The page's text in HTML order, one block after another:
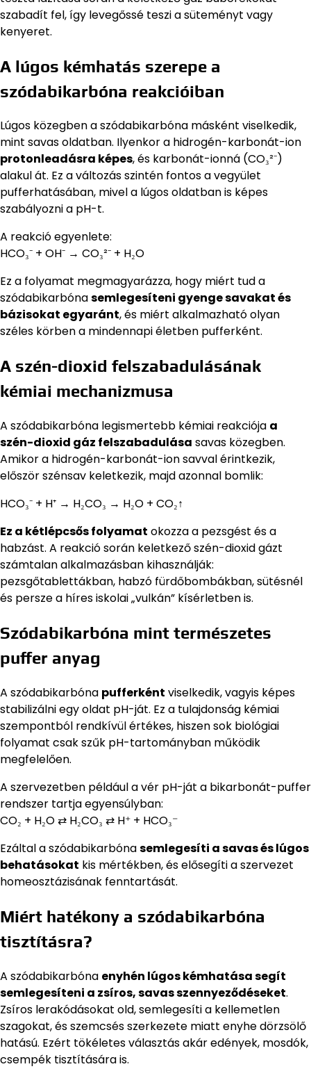
szabadít fel, így levegőssé teszi a süteményt vagy
kenyeret.
A lúgos kémhatás szerepe a
szódabikarbóna reakcióiban
Lúgos közegben a szódabikarbóna másként viselkedik,
mint savas oldatban. Ilyenkor a hidrogén-karbonát-ion
protonleadásra képes, és karbonát-ionná (CO₃²⁻)
alakul át. Ez a változás szintén fontos a vegyület
pufferhatásában, mivel a lúgos oldatban is képes
szabályozni a pH-t.
A reakció egyenlete:
HCO₃⁻ + OH⁻ → CO₃²⁻ + H₂O
Ez a folyamat megmagyarázza, hogy miért tud a
szódabikarbónasemlegesíteni gyenge savakat és
bázisokat egyaránt, és miért alkalmazható olyan
széles körben a mindennapi életben pufferként.
A szén-dioxid felszabadulásának
kémiai mechanizmusa
A szódabikarbóna legismertebb kémiai reakciója a
szén-dioxid gáz felszabadulása savas közegben.
Amikor a hidrogén-karbonát-ion savval érintkezik,
először szénsav keletkezik, majd azonnal bomlik:
HCO₃⁻ + H⁺ → H₂CO₃ → H₂O + CO₂↑
Ez a kétlépcsős folyamat okozza a pezsgést és a
habzást. A reakció során keletkező szén-dioxid gázt
számtalan alkalmazásban kihasználják:
pezsgőtablettákban, habzó fürdőbombákban, sütésnél
és persze a híres iskolai „vulkán” kísérletben is.
Szódabikarbóna mint természetes
puffer anyag
A szódabikarbóna pufferként viselkedik, vagyis képes
stabilizálni egy oldat pH-ját. Ez a tulajdonság kémiai
szempontból rendkívül értékes, hiszen sok biológiai
folyamat csak szűk pH-tartományban működik
megfelelően.
A szervezetben például a vér pH-ját a bikarbonát-puffer
rendszer tartja egyensúlyban:
CO₂ + H₂O ⇄ H₂CO₃ ⇄ H⁺ + HCO₃⁻
Ezáltal a szódabikarbónasemlegesíti a savas és lúgos
behatásokat kis mértékben, és elősegíti a szervezet
homeosztázisának fenntartását.
Miért hatékony a szódabikarbóna
tisztításra?
A szódabikarbóna enyhén lúgos kémhatása segít
semlegesíteni a zsíros, savas szennyeződéseket.
Zsíros lerakódásokat old, semlegesíti a kellemetlen
szagokat, és szemcsés szerkezete miatt enyhe dörzsölő
hatású. Ezért tökéletes választás akár edények, mosdók,
csempék tisztítására is.